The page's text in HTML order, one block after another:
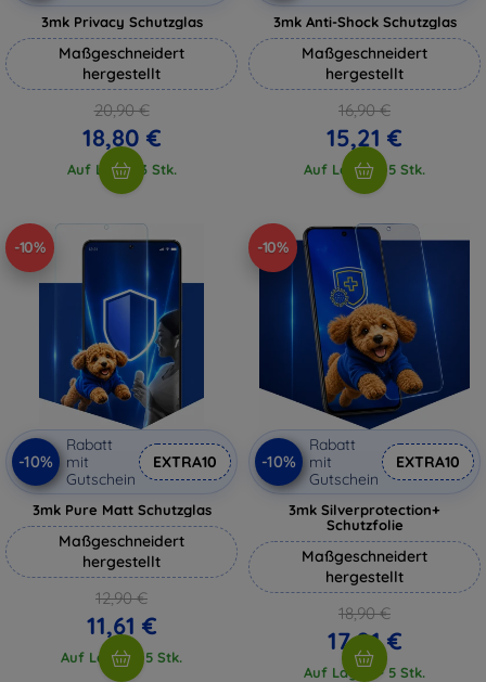
3mk Privacy Schutzglas
Maßgeschneidert
hergestellt
20,90 €
18,80 €
Auf Lager 3 Stk.
3mk Anti-Shock Schutzglas
Maßgeschneidert
hergestellt
16,90 €
15,21 €
Auf Lager > 5 Stk.
-10%
-10%
Rabatt
mit
Gutschein
EXTRA10
3mk Pure Matt Schutzglas
Maßgeschneidert
hergestellt
12,90 €
11,61 €
Auf Lager > 5 Stk.
-10%
-10%
Rabatt
mit
Gutschein
EXTRA10
3mk Silverprotection+
Schutzfolie
Maßgeschneidert
hergestellt
18,90 €
17,01 €
Auf Lager > 5 Stk.